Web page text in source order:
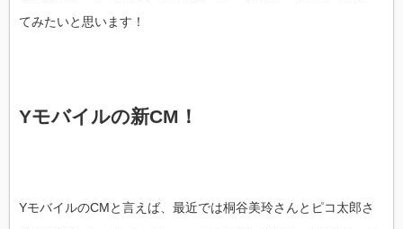
てみたいと思います！
Yモバイルの新CM！
YモバイルのCMと言えば、最近では桐谷美玲さんとピコ太郎さ